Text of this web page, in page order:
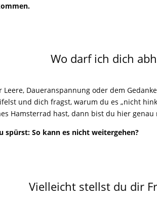
Wo darf ich dich
Daueranspannung oder dem
und dich fragst, warum du es „nicht
Hamsterrad hast, dann bist du hier genau
spürst: So kann es nicht weitergehen?
Vielleicht stellst du dir